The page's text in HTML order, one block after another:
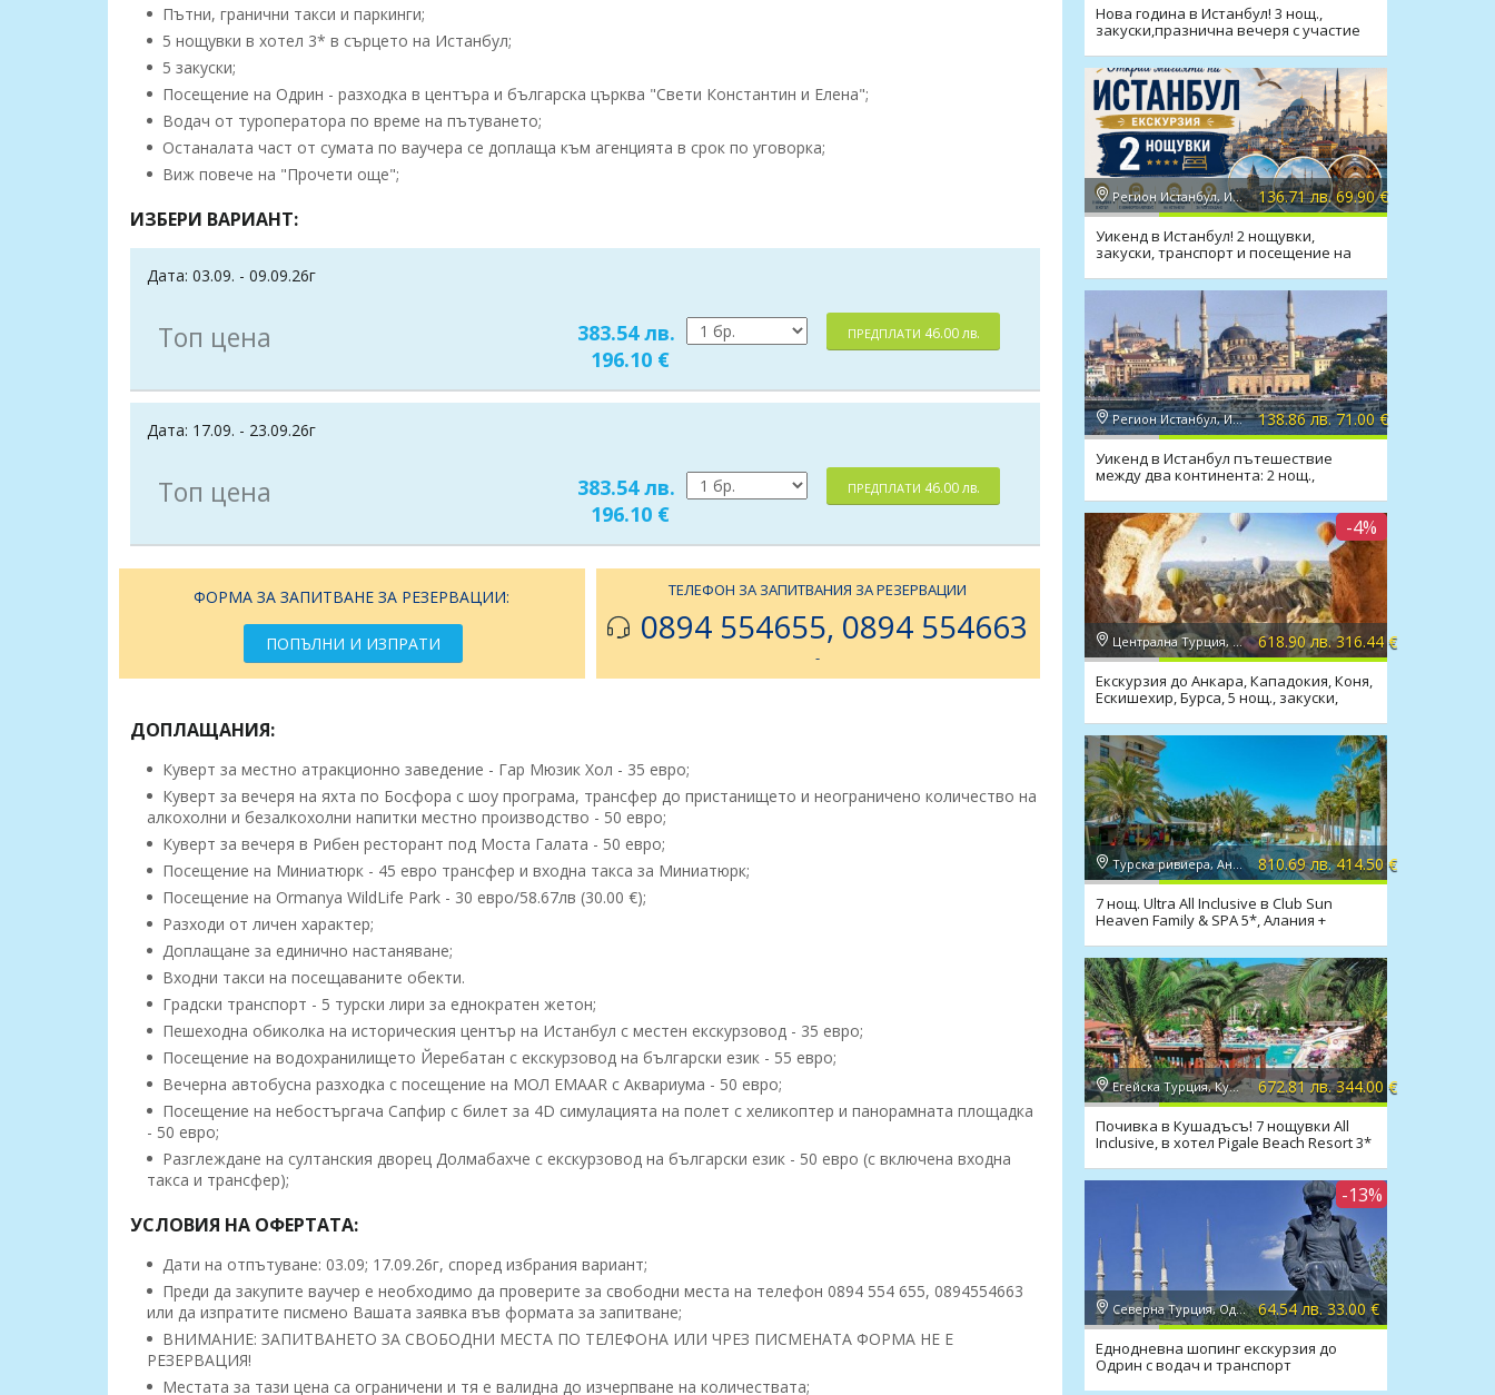
Пътни, гранични такси и паркинги;
5 нощувки в хотел 3* в сърцето на Истанбул;
5 закуски;
Посещение на Одрин - разходка в центъра и българска църква "Свети Константин и Елена";
Водач от туроператора по време на пътуването;
Останалата част от сумата по ваучера се доплаща към агенцията в срок по уговорка;
Виж повече на "Прочети още";
ИЗБЕРИ ВАРИАНТ:
Дата: 03.09. - 09.09.26г
Топ цена
383.54 лв.
196.10 €
ПРЕДПЛАТИ 46.00 лв.
Дата: 17.09. - 23.09.26г
Топ цена
383.54 лв.
196.10 €
ПРЕДПЛАТИ 46.00 лв.
ФОРМА ЗА ЗАПИТВАНЕ ЗА РЕЗЕРВАЦИИ:
ПОПЪЛНИ И ИЗПРАТИ
ТЕЛЕФОН ЗА ЗАПИТВАНИЯ ЗА РЕЗЕРВАЦИИ
0894 554655, 0894 554663
-
ДОПЛАЩАНИЯ:
Куверт за местно атракционно заведение - Гар Мюзик Хол - 35 eвро;
Куверт за вечеря на яхта по Босфора с шоу програма, трансфер до пристанището и неограничено количество на
алкохолни и безалкохолни напитки местно производство - 50 евро;
Куверт за вечеря в Рибен ресторант под Моста Галата - 50 евро;
Посещение на Миниатюрк - 45 евро трансфер и входна такса за Миниатюрк;
Посещение на Ormanya WildLife Park - 30 евро/58.67лв (30.00 €);
Разходи от личен характер;
Доплащане за единично настаняване;
Входни такси на посещаваните обекти.
Градски транспорт - 5 турски лири за еднократен жетон;
Пешеходна обиколка на историческия център на Истанбул с местен екскурзовод - 35 евро;
Посещение на водохранилището Йеребатан с екскурзовод на български език - 55 евро;
Вечерна автобусна разходка с посещение на МОЛ EMAAR с Аквариума - 50 евро;
Посещение на небостъргача Сапфир с билет за 4D симулацията на полет с хеликоптер и панорамната площадка
- 50 евро;
Разглеждане на султанския дворец Долмабахче с екскурзовод на български език - 50 евро (с включена входна
такса и трансфер);
УСЛОВИЯ НА ОФЕРТАТА:
Дати на отпътуване: 03.09; 17.09.26г, според избрания вариант;
Преди да закупите ваучер е необходимо да проверите за свободни места на телефон 0894 554 655, 0894554663
или да изпратите писмено Вашата заявка във формата за запитване;
ВНИМАНИЕ: ЗАПИТВАНЕТО ЗА СВОБОДНИ МЕСТА ПО ТЕЛЕФОНА ИЛИ ЧРЕЗ ПИСМЕНАТА ФОРМА НЕ Е
РЕЗЕРВАЦИЯ!
Местата за тази цена са ограничени и тя е валидна до изчерпване на количествата;
Нова година в Истанбул! 3 нощ.,
закуски,празнична вечеря с участие
Регион Истанбул, Истанбул 136.71 лв. 69.90 €
Уикенд в Истанбул! 2 нощувки,
закуски, транспорт и посещение на
Регион Истанбул, Истанбул 138.86 лв. 71.00 €
Уикенд в Истанбул пътешествие
между два континента: 2 нощ.,
-4%
Централна Турция, Кападокия 618.90 лв. 316.44 €
Екскурзия до Анкара, Кападокия, Коня,
Ескишехир, Бурса, 5 нощ., закуски,
Турска ривиера, Анталия 810.69 лв. 414.50 €
7 нощ. Ultra All Inclusive в Club Sun
Heaven Family & SPA 5*, Алания +
Егейска Турция, Кушадасъ 672.81 лв. 344.00 €
Почивка в Кушадъсъ! 7 нощувки All
Inclusive, в хотел Pigale Beach Resort 3*
-13%
Северна Турция, Одрин 64.54 лв. 33.00 €
Еднодневна шопинг екскурзия до
Одрин с водач и транспорт